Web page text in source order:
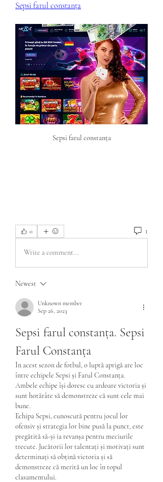
Sepsi farul constanța
Sepsi farul constanța
0 1
Write a comment...
Newest
Unknown member
Sep 26, 2023
Sepsi farul constanța. Sepsi
Farul Constanța
În acest sezon de fotbal, o luptă aprigă are loc
între echipele Sepsi și Farul Constanța.
Ambele echipe își doresc cu ardoare victoria și
sunt hotărâte să demonstreze că sunt cele mai
bune.
Echipa Sepsi, cunoscută pentru jocul lor
ofensiv și strategia lor bine pusă la punct, este
pregătită să-și ia revanșa pentru meciurile
trecute. Jucătorii lor talentați și motivați sunt
determinați să obțină victoria și să
demonstreze că merită un loc în topul
clasamentului.